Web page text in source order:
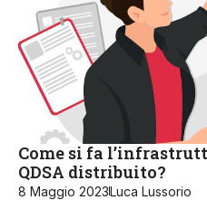
Come si fa
QDSA distribuito?
8 Maggio 2023Luca Lussorio